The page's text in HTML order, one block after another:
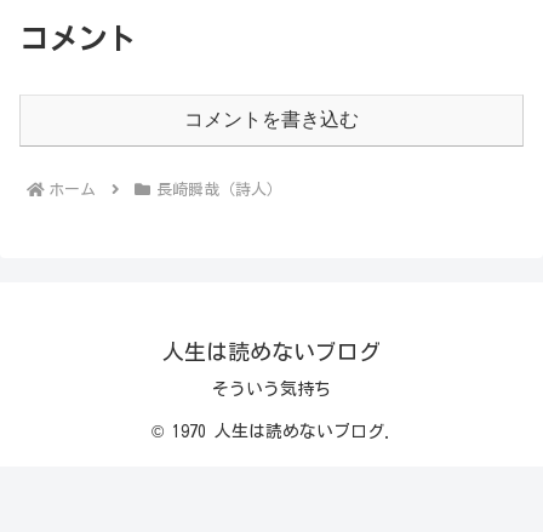
コメント
コメントを書き込む
ホーム 長崎瞬哉（詩人）
人生は読めないブログ
そういう気持ち
© 1970 人生は読めないブログ.